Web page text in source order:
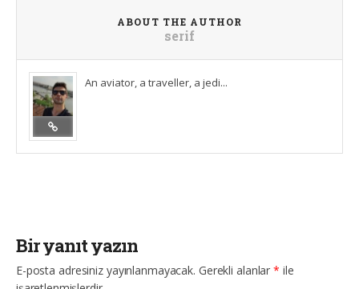
ABOUT THE AUTHOR
serif
An aviator, a traveller, a jedi...
Bir yanıt yazın
E-posta adresiniz yayınlanmayacak. Gerekli alanlar* ile